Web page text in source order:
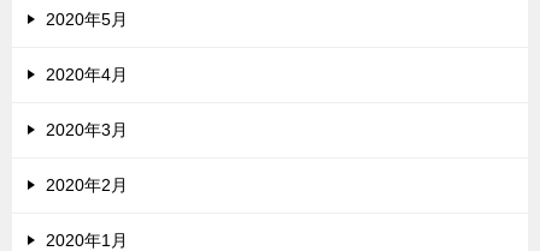
2020年5月
2020年4月
2020年3月
2020年2月
2020年1月